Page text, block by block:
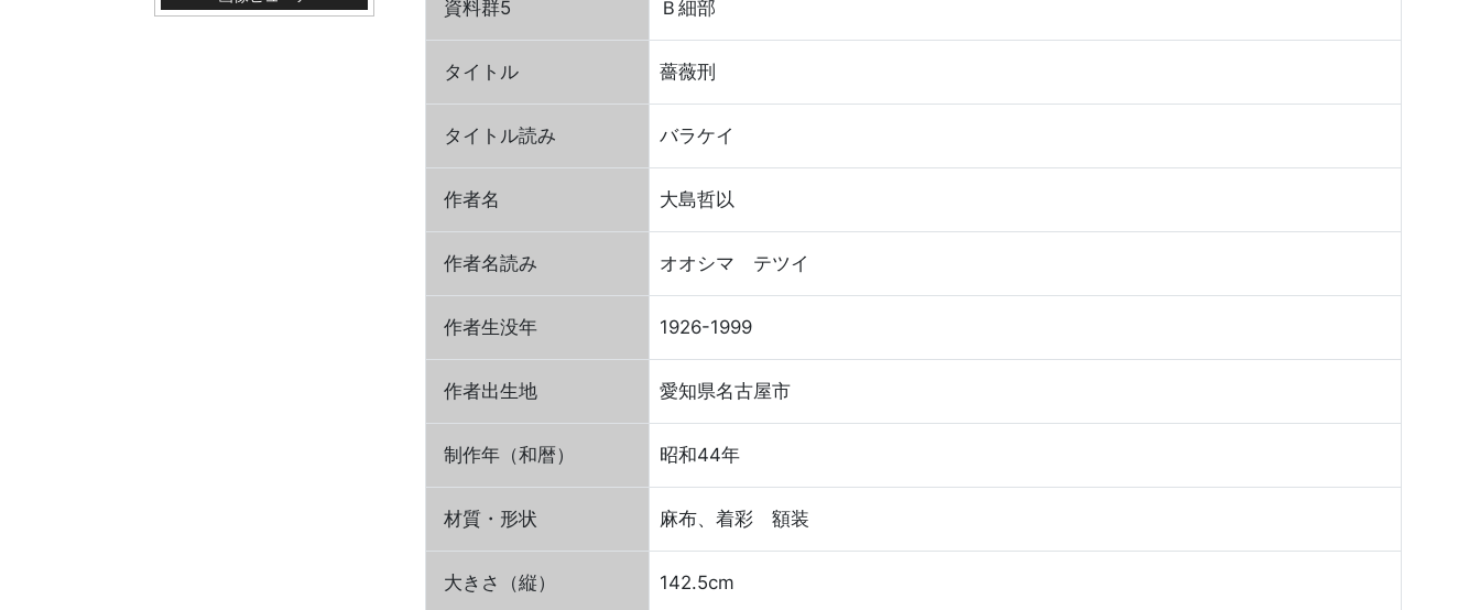
資料群5 Ｂ細部
タイトル 薔薇刑
タイトル読み バラケイ
作者名 大島哲以
作者名読み オオシマ テツイ
作者生没年 1926-1999
作者出生地 愛知県名古屋市
制作年（和暦） 昭和44年
材質・形状 麻布、着彩 額装
大きさ（縦） 142.5cm